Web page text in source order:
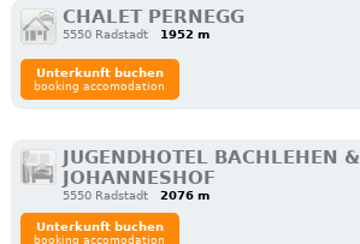
CHALET PERNEGG
5550 Radstadt 1952 m
Unterkunft buchen
booking accomodation
JUGENDHOTEL BACHLEHEN &
JOHANNESHOF
5550 Radstadt 2076 m
Unterkunft buchen
booking accomodation